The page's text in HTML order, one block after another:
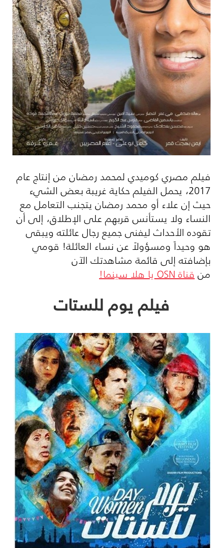
فيلم مصري كوميدي لمحمد رمضان من إنتاج عام
2017، يحمل الفيلم حكاية غريبة بعض الشيء
حيث إن علاء أو محمد رمضان يتجنب التعامل مع
النساء ولا يستأنس قربهم على الإطلاق، إلى أن
تقوده الأحداث ليفنى جميع رجال عائلته ويبقى
هو وحيداً ومسؤولاً عن نساء العائلة! قومي
بإضافته إلى قائمة مشاهدتك الآن
منقناةOSNيا هلا سينما!
فيلم يوم للستات